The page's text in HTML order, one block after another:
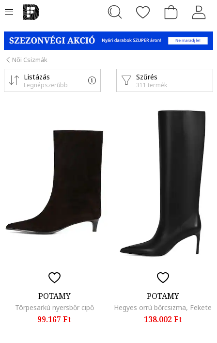
Női Csizmák
Szűrés
311 termék
Listázás
Legnépszerűbb
POTAMY
Törpesarkú nyersbőr cipő
99.167 Ft
POTAMY
Hegyes orrú bőrcsizma, Fekete
138.002 Ft